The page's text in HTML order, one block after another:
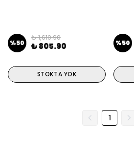
%50
₺ 1,610.90
₺ 805.90
STOKTA YOK
%50
1